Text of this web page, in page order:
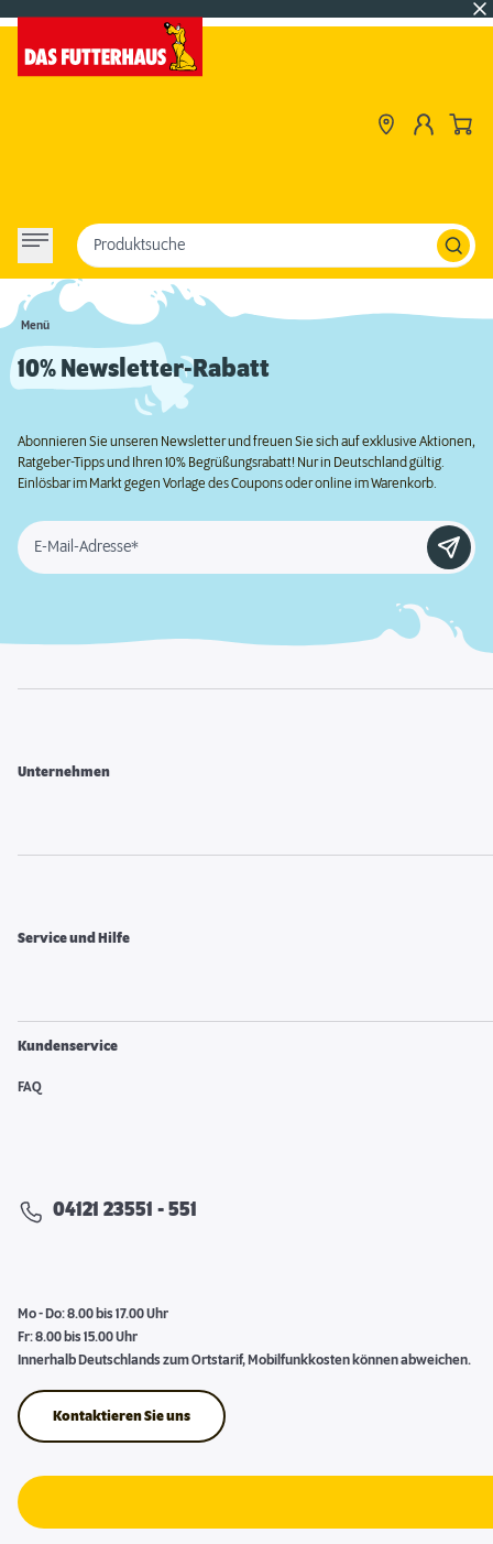
Menü
Produktsuche
10% Newsletter-Rabatt
Abonnieren Sie unseren Newsletter und freuen Sie sich auf exklusive Aktionen,
Ratgeber-Tipps und Ihren 10% Begrüßungsrabatt! Nur in Deutschland gültig.
Einlösbar im Markt gegen Vorlage des Coupons oder online im Warenkorb.
E-Mail-Adresse*
Unternehmen
Service und Hilfe
Kundenservice
FAQ
04121 23551 - 551
Mo - Do: 8.00 bis 17.00 Uhr
Fr: 8.00 bis 15.00 Uhr
Innerhalb Deutschlands zum Ortstarif, Mobilfunkkosten können abweichen.
Kontaktieren Sie uns